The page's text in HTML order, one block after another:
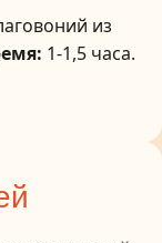
из
1-1,5 часа.